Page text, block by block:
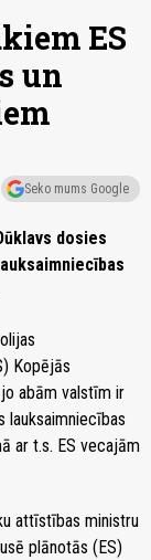
ES
un
Seko mums Google
dosies
Kopējās
abām valstīm ir
lauksaimniecības
ar t.s. ES vecajām
attīstības ministru
plānotās (ES)